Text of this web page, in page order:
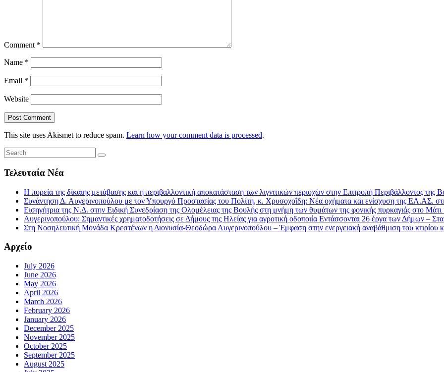
Comment *
Name *
Email *
Website
This site uses Akismet to reduce spam. Learn how your comment data is processed.
Τελευταία Νέα
Η πορεία της δίκαιης μετάβασης και η περιβαλλοντική αποκατάσταση των λιγνιτικών περιοχών στην Επιτροπή Περιβάλλοντος της
Συνάντηση Δ. Αυγερινοπούλου με τον Υπουργό Προστασίας του Πολίτη, κ. Χρυσοχοΐδη: Νέα οχήματα και ενίσχυση της ΕΛ.ΑΣ.
Εισηγήτρια της Ν.Δ. στην Ειδική Συνεδρίαση της Ολομέλειας της Βουλής στη μνήμη των θυμάτων της φονικής πυρκαγιάς στο
Αυγερινοπούλου: Σημαντικές χρηματοδοτήσεις σε Δήμους της Ηλείας για αγροτική οδοποιία Εντάσσονται 26 έργα των Δήμων –
Στη Νοσηλευτική Μονάδα Κρεστένων η Διονυσία-Θεοδώρα Αυγερινοπούλου – Έμφαση στην ενεργειακή αναβάθμιση του κτιρίου
Αρχείο
July 2026
June 2026
May 2026
April 2026
March 2026
February 2026
January 2026
December 2025
November 2025
October 2025
September 2025
August 2025